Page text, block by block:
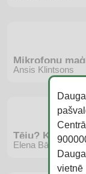
Mikrofonu
Ansis Klintsons
Tēju? Kafiju?
Elena Bārksdeila
vietnē